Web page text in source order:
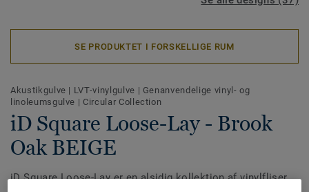
SE PRODUKTET I FORSKELLIGE RUM
Akustikgulve | LVT-vinylgulve | Genanvendelige vinyl- og
linoleumsgulve | Circular Collection
iD Square Loose-Lay - Brook
Oak BEIGE
iD Square Loose-Lay er en alsidig kollektion af vinylfliser,